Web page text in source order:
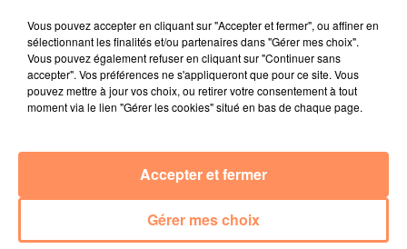
de le faire redescendre ? Il est encore trop tôt pour le
dire…"
fil actus
Radio Star Live avec Dadju
Marseille : une application pour mettre en
relation extras et...
Vous pouvez accepter en cliquant sur "Accepter et fermer", ou affiner en
sélectionnant les finalités et/ou partenaires dans "Gérer mes choix".
Vous pouvez également refuser en cliquant sur "Continuer sans
accepter". Vos préférences ne s'appliqueront que pour ce site. Vous
pouvez mettre à jour vos choix, ou retirer votre consentement à tout
moment via le lien "Gérer les cookies" situé en bas de chaque page.
Gérer mes choix
Accepter et fermer